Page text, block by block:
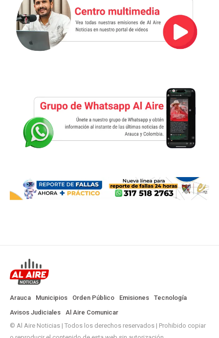
Arauca Municipios Orden Público Emisiones
Tecnología
Avisos Judiciales
Al Aire Comunicar
© Al Aire Noticias | Todos los derechos reservados | Prohibido copiar